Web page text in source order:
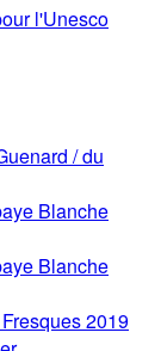
l'Unesco
/ du
Blanche
Blanche
2019